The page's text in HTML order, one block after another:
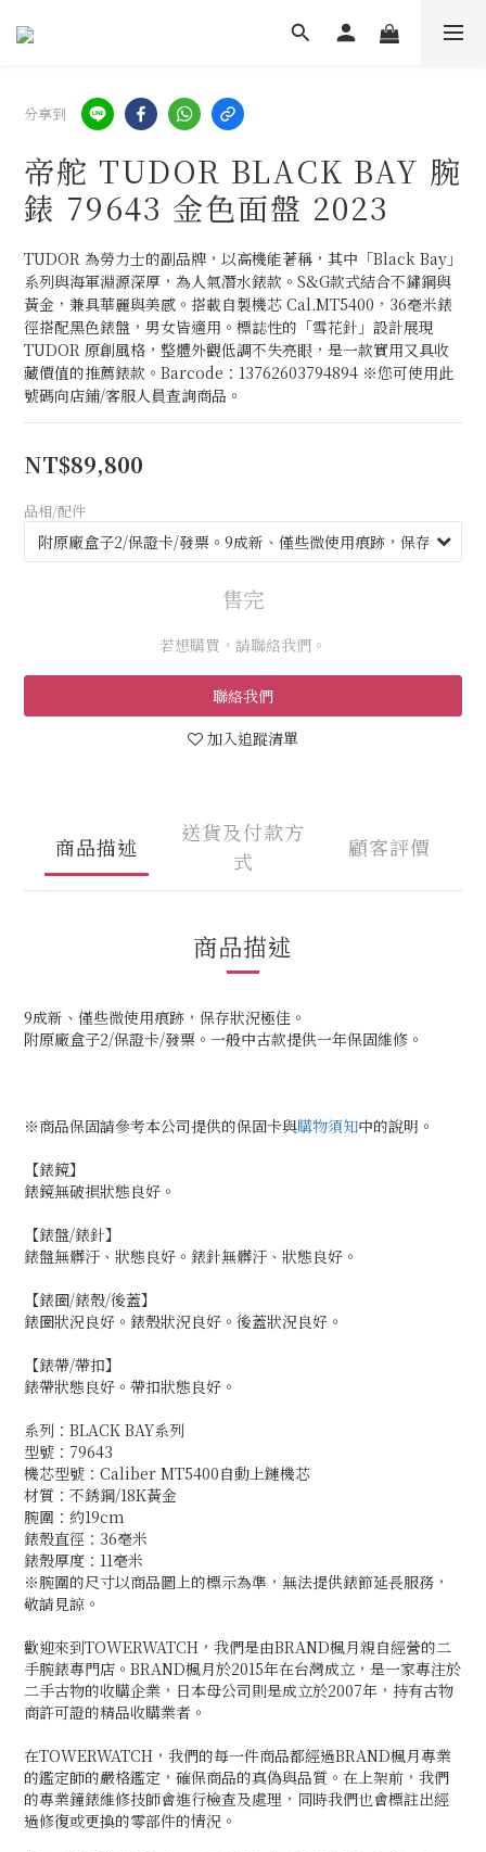
分享到
帝舵 TUDOR BLACK BAY 腕
錶 79643 金色面盤 2023
TUDOR 為勞力士的副品牌，以高機能著稱，其中「Black Bay」
系列與海軍淵源深厚，為人氣潛水錶款。S&G款式結合不鏽鋼與
黃金，兼具華麗與美感。搭載自製機芯 Cal.MT5400，36毫米錶
徑搭配黑色錶盤，男女皆適用。標誌性的「雪花針」設計展現
TUDOR 原創風格，整體外觀低調不失亮眼，是一款實用又具收
藏價值的推薦錶款。Barcode：13762603794894 ※您可使用此
號碼向店鋪/客服人員查詢商品。
NT$89,800
品相/配件
售完
若想購買，請聯絡我們。
聯絡我們
加入追蹤清單
商品描述
送貨及付款方
式
顧客評價
商品描述
9成新、僅些微使用痕跡，保存狀況極佳。
附原廠盒子2/保證卡/發票。一般中古款提供一年保固維修。
※商品保固請參考本公司提供的保固卡與購物須知中的說明。
【錶鏡】
錶鏡無破損狀態良好。
【錶盤/錶針】
錶盤無髒汙、狀態良好。錶針無髒汙、狀態良好。
【錶圈/錶殼/後蓋】
錶圈狀況良好。錶殼狀況良好。後蓋狀況良好。
【錶帶/帶扣】
錶帶狀態良好。帶扣狀態良好。
系列：BLACK BAY系列
型號：79643
機芯型號：Caliber MT5400自動上鏈機芯
材質：不銹鋼/18K黃金
腕圍：約19cm
錶殼直徑：36毫米
錶殼厚度：11毫米
※腕圍的尺寸以商品圖上的標示為準，無法提供錶節延長服務，
敬請見諒。
歡迎來到TOWERWATCH，我們是由BRAND楓月親自經營的二
手腕錶專門店。BRAND楓月於2015年在台灣成立，是一家專注於
二手古物的收購企業，日本母公司則是成立於2007年，持有古物
商許可證的精品收購業者。
在TOWERWATCH，我們的每一件商品都經過BRAND楓月專業
的鑑定師的嚴格鑑定，確保商品的真偽與品質。在上架前，我們
的專業鐘錶維修技師會進行檢查及處理，同時我們也會標註出經
過修復或更換的零部件的情況。